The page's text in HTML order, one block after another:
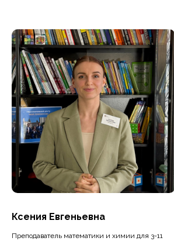
Ксения Евгеньевна
Преподаватель математики и химии для 3-11